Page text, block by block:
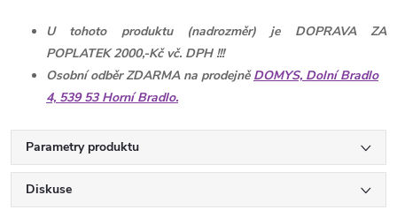
U tohoto produktu (nadrozměr) je DOPRAVA ZA
POPLATEK 2000,-Kč vč. DPH !!!
Osobní odběr ZDARMA na prodejně DOMYS, Dolní Bradlo
4, 539 53 Horní Bradlo.
Parametry produktu
Diskuse